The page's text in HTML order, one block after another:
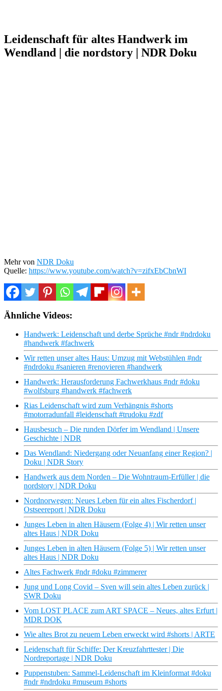
Leidenschaft für altes Handwerk im
Wendland | die nordstory | NDR Doku
Mehr von NDR Doku
Quelle: https://www.youtube.com/watch?v=zifxEbCbnWI
Ähnliche Videos:
Handwerk: Leidenschaft und derbe Sprüche #ndr #ndrdoku
#handwerk #fachwerk
Wir retten unser altes Haus: Umzug mit Webstühlen #ndr
#ndrdoku #sanieren #renovieren #handwerk
Handwerk: Herausforderung Fachwerkhaus #ndr #doku
#wolfsburg #handwerk #fachwerk
Rias Leidenschaft wird zum Verhängnis #shorts
#motorradunfall #leidenschaft #trudoku #zdf
Hausbesuch – Die runden Dörfer im Wendland | Unsere
Geschichte | NDR
Das Wendland: Niedergang oder Neuanfang einer Region? |
Doku | NDR Story
Handwerk aus dem Norden – Die Wohntraum-Erfüller | die
nordstory | NDR Doku
Nordnorwegen: Neues Leben für ein altes Fischerdorf |
Ostseereport | NDR Doku
Junges Leben in alten Häusern (Folge 4) | Wir retten unser
altes Haus | NDR Doku
Junges Leben in alten Häusern (Folge 5) | Wir retten unser
altes Haus | NDR Doku
Altes Fachwerk #ndr #doku #zimmerer
Jung und Long Covid – Sven will sein altes Leben zurück |
SWR Doku
Vom LOST PLACE zum ART SPACE – Neues, altes Erfurt |
MDR DOK
Wie altes Brot zu neuem Leben erweckt wird #shorts | ARTE
Leidenschaft für Schiffe: Der Kreuzfahrttester | Die
Nordreportage | NDR Doku
Puppenstuben: Sammel-Leidenschaft im Kleinformat #doku
#ndr #ndrdoku #museum #shorts